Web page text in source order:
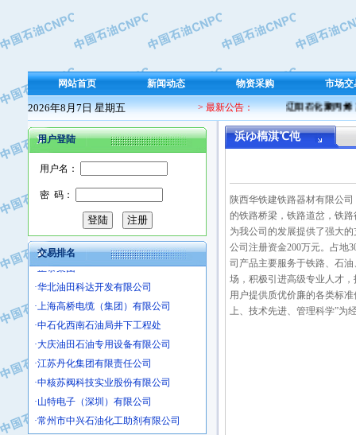
网站首页 新闻动态 物资采购 市场交
2026年8月7日 星期五 > 最新公告： 辽阳石化聚丙烯 产
用户登陆
用户名：
密 码：
交易排名
·盘锦辽河油田天意石油装备有限公司
·中国石油天然气管道局穿越公司
·沧州市电气控制设备厂
·中船重工中南装备有限责任公司
·南石力天传动件有限公司
·浙江瑞普环境技术有限公司
·华北石油新大禹环保设备有限公司
·河北翼凌机械制造总厂
·实华(天津)国际贸易有限公司
·上海宝钢商贸有限公司
·辽河石油勘探局总机械厂
·正泰集团
·华北油田科达开发有限公司
·上海高桥电缆（集团）有限公司
·中石化西南石油局井下工程处
·大庆油田石油专用设备有限公司
·江苏丹化集团有限责任公司
·中核苏阀科技实业股份有限公司
·山特电子（深圳）有限公司
·常州市中兴石油化工助剂有限公司
·姜堰市三联助剂有限公司
浜ゆ槗淇℃伅
陕西华铁建铁路器材有限公
的铁路桥梁，铁路道岔，铁
为我公司的发展提供了强大
公司注册资金200万元。占地
司产品主要服务于铁路、石
场，积极引进高级专业人才
用户提供质优价廉的各类标
上、技术先进、管理科学”为